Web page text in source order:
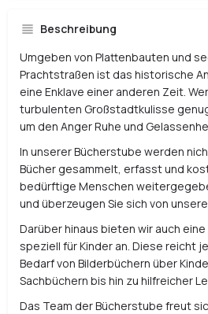
Beschreibung
Umgeben von Plattenbauten und
Prachtstraßen ist das historische
eine Enklave einer anderen Zeit.
turbulenten Großstadtkulisse
um den Anger Ruhe und
In unserer Bücherstube werden
Bücher gesammelt, erfasst und
bedürftige Menschen
und überzeugen Sie sich von
Darüber hinaus bieten wir auch eine
speziell für Kinder an. Diese reicht
Bedarf von Bilderbüchern über
Sachbüchern bis hin zu hilfreicher
Das Team der Bücherstube freut